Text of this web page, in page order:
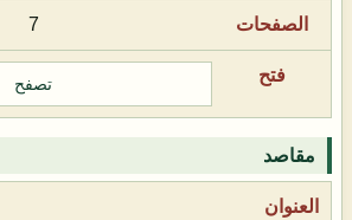
7
تصفح
مقاصد